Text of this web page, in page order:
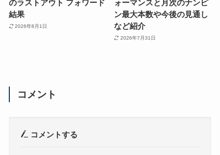
のラストアウト フォワード
結果
2026年8月1日
ォーマンスと月次のナンピ
ン最大本数や今後の見通し
など紹介
2026年7月31日
コメント
コメントする